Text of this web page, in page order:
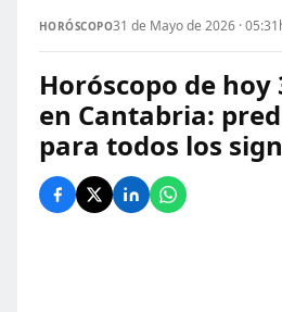
HORÓSCOPO31 de Mayo de 2026 ·
Horóscopo de hoy
en Cantabria:
para todos los